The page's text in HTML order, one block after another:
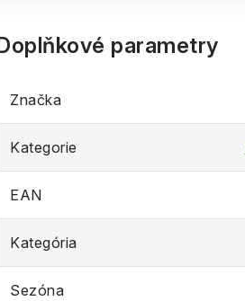
parametry
Značka
Kategorie
EAN
Kategória
Sezóna